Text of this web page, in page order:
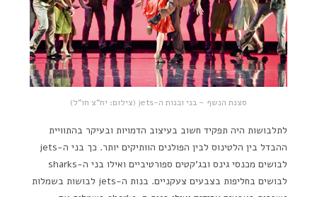
סצנת הנשף – בני ובנות ה-jets (צילום: יח"צ חו"ל)
לתלבושות היה תפקיד חשוב בעיצוב הדמויות ובעיקר בהתוויית
ההבדל בין הלטינוס לבין הפולנים הוותיקים יותר. כך בני ה-jets
לבושים מכנסי גינס ובג'קטים ספורטיביים ואילו בני ה-sharks
לבושים בחליפות בצבעים צעקניים. בנות ה-jets לבושות בשמלות